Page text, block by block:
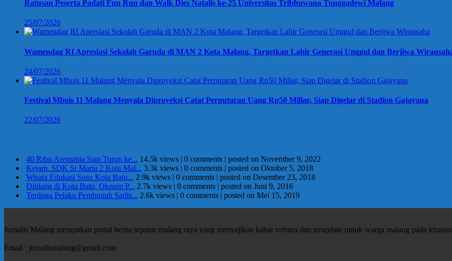
Ratusan Peserta Padati Fun Run dan Walk Dies Natalis ke-25 Universitas Tribhuwana Tunggadewi Malang
25/07/2026
Wamendag RI Apresiasi Sekolah Garuda di MAN 2 Kota Malang, Targetkan Lahir Generasi Unggul dan Berjiwa
24/07/2026
Festival Mbois 11 Malang Menyala Diproyeksi Catat Perputaran Uang Rp50 Miliar, Siap Digelar di Stadion Gajayana
22/07/2026
40 Ribu Aremania Siap Turun ke... 14.5k views | 0 comments | posted on November 9, 2022
Kejam, SDK St Maria 2 Kota Mal... 3.3k views | 0 comments | posted on Oktober 5, 2018
Wisata Edukasi Susu Kota Batu... 2.9k views | 0 comments | posted on Desember 23, 2018
Ditilang di Kota Batu, Oknum P... 2.7k views | 0 comments | posted on Juni 9, 2016
Terduga Pelaku Pembunuh Sadis... 2.6k views | 0 comments | posted on Mei 15, 2019
Jurnalis Malang merupakan portal berita seputar malang raya yang menyajikan kabar terbaru dan terupdate untuk warga malang pada
Email : jurnalismalang@gmail.com